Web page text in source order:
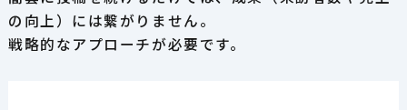
の向上）には繋がりません。
戦略的なアプローチが必要です。